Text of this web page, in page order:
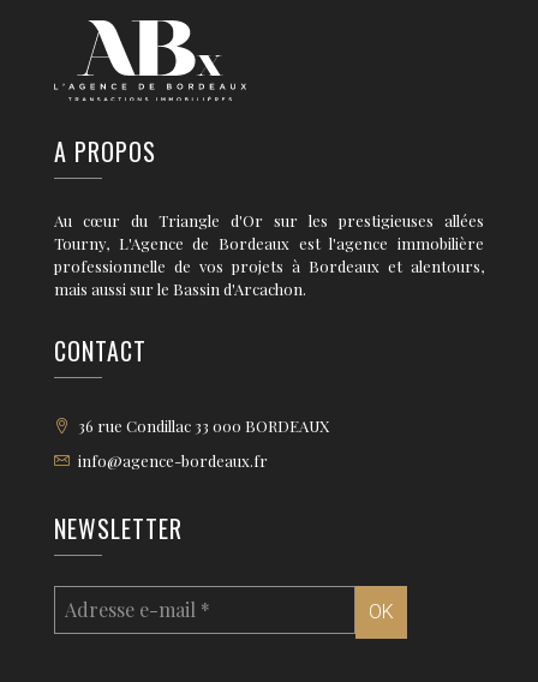
A PROPOS
Au cœur du Triangle d'Or sur les prestigieuses allées
Tourny, L'Agence de Bordeaux est l'agence immobilière
professionnelle de vos projets à Bordeaux et alentours,
mais aussi sur le Bassin d'Arcachon.
CONTACT
36 rue Condillac 33 000 BORDEAUX
info@agence-bordeaux.fr
NEWSLETTER